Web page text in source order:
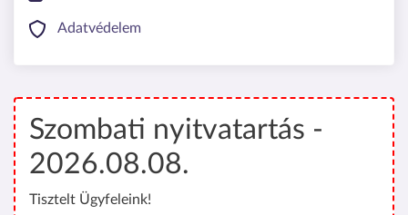
Adatvédelem
Szombati nyitvatartás -
2026.08.08.
Tisztelt Ügyfeleink!